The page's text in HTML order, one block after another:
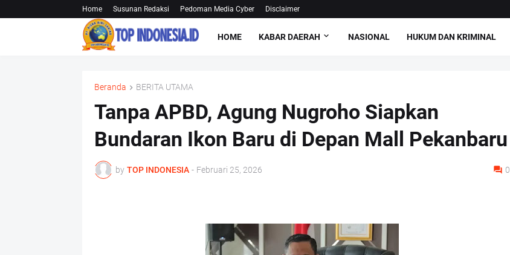
Home Susunan Redaksi Pedoman Media Cyber Disclaimer
HOME KABAR DAERAH NASIONAL HUKUM DAN KRIMINAL
Beranda BERITA UTAMA
Tanpa APBD, Agung Nugroho Siapkan
Bundaran Ikon Baru di Depan Mall Pekanbaru
by TOP INDONESIA - Februari 25, 2026 0